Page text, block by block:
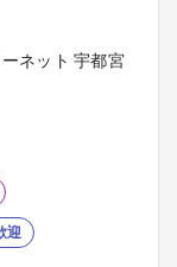
ネット 宇都宮
迎